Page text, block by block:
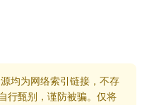
均为网络索引链接，不存
行甄别，谨防被骗。仅将